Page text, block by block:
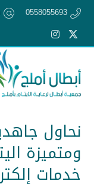
0558055693
نحاول
ومتميزة
خدمات